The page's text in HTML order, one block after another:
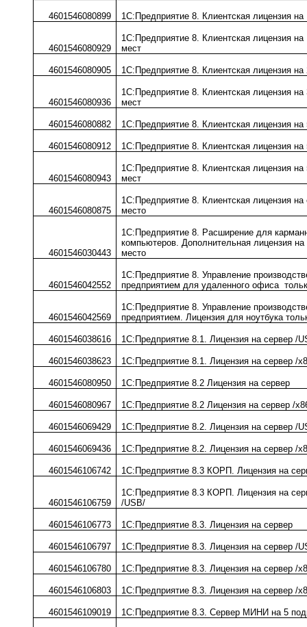
4601546080899 1С:Предприятие 8. Клиентская лицензия на
4601546080929
1С:Предприятие 8. Клиентская лицензия на
мест
4601546080905 1С:Предприятие 8. Клиентская лицензия на
4601546080936
1С:Предприятие 8. Клиентская лицензия на
мест
4601546080882 1С:Предприятие 8. Клиентская лицензия на
4601546080912 1С:Предприятие 8. Клиентская лицензия на
4601546080943
1С:Предприятие 8. Клиентская лицензия на
мест
4601546080875
1С:Предприятие 8. Клиентская лицензия на
место
4601546030443
1С:Предприятие 8. Расширение для
компьютеров. Дополнительная лицензия на
место
4601546042552
1С:Предприятие 8. Управление
предприятием для удаленного офиса
4601546042569
1С:Предприятие 8. Управление
предприятием. Лицензия для ноутбука
4601546038616 1С:Предприятие 8.1. Лицензия на сервер /
4601546038623 1С:Предприятие 8.1. Лицензия на сервер /
4601546080950 1С:Предприятие 8.2 Лицензия на сервер
4601546080967 1С:Предприятие 8.2 Лицензия на сервер /
4601546069429 1С:Предприятие 8.2. Лицензия на сервер /
4601546069436 1С:Предприятие 8.2. Лицензия на сервер /
4601546106742 1С:Предприятие 8.3 КОРП. Лицензия на
4601546106759
1С:Предприятие 8.3 КОРП. Лицензия на
/USB/
4601546106773 1С:Предприятие 8.3. Лицензия на сервер
4601546106797 1С:Предприятие 8.3. Лицензия на сервер /
4601546106780 1С:Предприятие 8.3. Лицензия на сервер /
4601546106803 1С:Предприятие 8.3. Лицензия на сервер /
4601546109019 1С:Предприятие 8.3. Сервер МИНИ на 5